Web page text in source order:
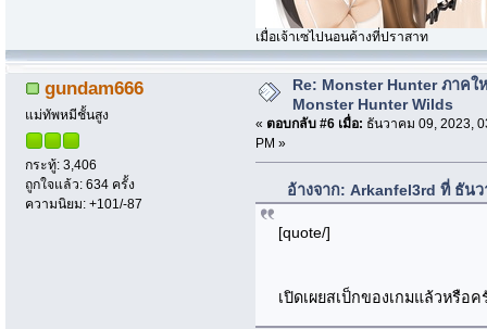
เมื่อเจ้าเซไปนอนค้างที่ปราสาท
gundam666
แม่ทัพหมีชั้นสูง
กระทู้: 3,406
ถูกใจแล้ว: 634 ครั้ง
ความนิยม: +101/-87
Re: Monster Hunter ภาคใ
Monster Hunter Wilds
« ตอบกลับ #6 เมื่อ: ธันวาคม 09, 2023,
PM »
อ้างจาก: Arkanfel3rd ที่ ธัน
[quote/]
เปิดเผยสเป็กของเกมแล้วหรือค